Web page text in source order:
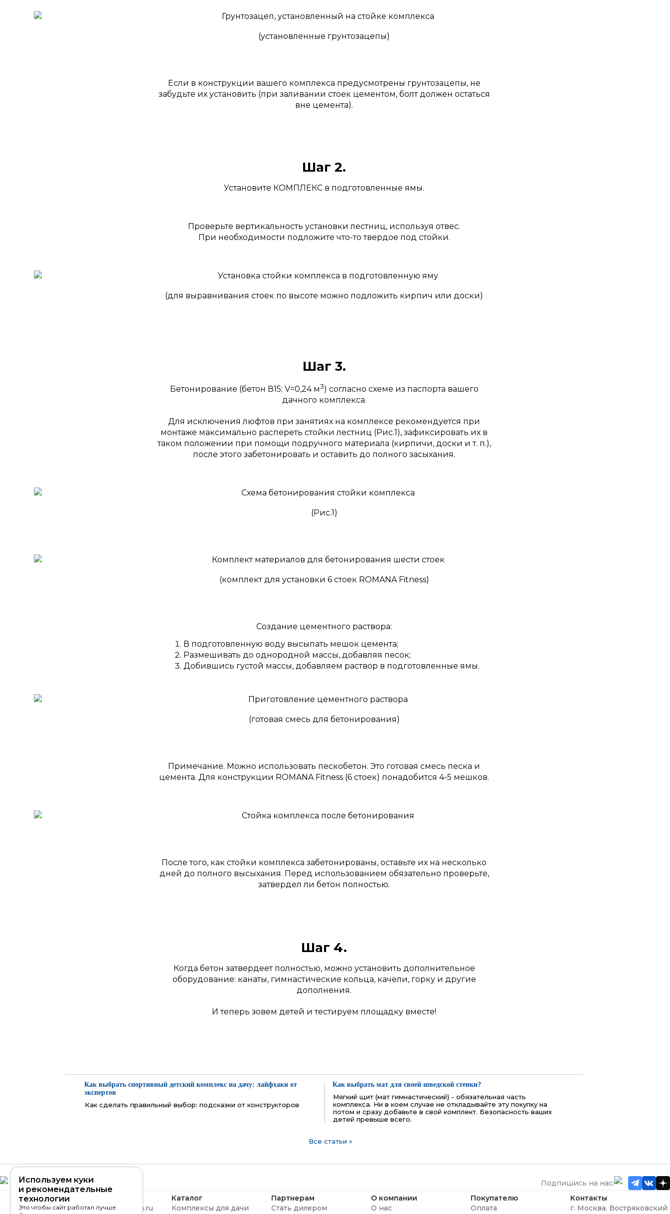
(установленные грунтозацепы)
Если в конструкции вашего комплекса предусмотрены грунтозацепы, не
забудьте их установить (при заливании стоек цементом, болт должен остаться
вне цемента).
Шаг 2.
Установите КОМПЛЕКС в подготовленные ямы.
Проверьте вертикальность установки лестниц, используя отвес.
При необходимости подложите что-то твердое под стойки.
(для выравнивания стоек по высоте можно подложить кирпич или доски)
Шаг 3.
Бетонирование (бетон В15; V=0,24 м3) согласно схеме из паспорта вашего
дачного комплекса.
Для исключения люфтов при занятиях на комплексе рекомендуется при
монтаже максимально распереть стойки лестниц (Рис.1), зафиксировать их в
таком положении при помощи подручного материала (кирпичи, доски и т. п.),
после этого забетонировать и оставить до полного засыхания.
(Рис.1)
(комплект для установки 6 стоек ROMANA Fitness)
Создание цементного раствора:
В подготовленную воду высыпать мешок цемента;
Размешивать до однородной массы, добавляя песок;
Добившись густой массы, добавляем раствор в подготовленные ямы.
(готовая смесь для бетонирования)
Примечание. Можно использовать пескобетон. Это готовая смесь песка и
цемента. Для конструкции ROMANA Fitness (6 стоек) понадобится 4-5 мешков.
После того, как стойки комплекса забетонированы, оставьте их на несколько
дней до полного высыхания. Перед использованием обязательно проверьте,
затвердел ли бетон полностью.
Шаг 4.
Когда бетон затвердеет полностью, можно установить дополнительное
оборудование: канаты, гимнастические кольца, качели, горку и другие
дополнения.
И теперь зовем детей и тестируем площадку вместе!
Как выбрать спортивный детский комплекс на дачу: лайфхаки от
экспертов
Как сделать правильный выбор: подсказки от конструкторов
Как выбрать мат для своей шведской стенки?
Мягкий щит (мат гимнастический) - обязательная часть
комплекса. Ни в коем случае не откладывайте эту покупку на
потом и сразу добавьте в свой комплект. Безопасность ваших
детей превыше всего.
Все статьи »
Подпишись на нас:
romana@romana.ru
Каталог
Комплексы для дачи
Партнерам
Стать дилером
О компании
О нас
Покупателю
Оплата
Контакты
г. Москва, Востряковский
Используем куки
и рекомендательные
технологии
Это чтобы сайт работал лучше.